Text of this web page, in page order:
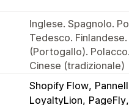
Inglese. Spagnolo.
Tedesco.
(Portogallo).
Cinese (tradizionale)
Shopify Flow
LoyaltyLion PageFly